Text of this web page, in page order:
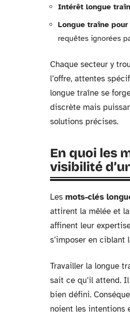
Intérêt longue
Longue traîne
requêtes ignorées
Chaque secteur y
l’offre, attentes
longue traîne se
discrète mais
solutions précises.
En quoi les
visibilité
Les mots-clés
attirent la mêlée et
affinent leur
s’imposer en ciblant
Travailler la longue
sait ce qu’il attend.
bien défini.
noient les intentions